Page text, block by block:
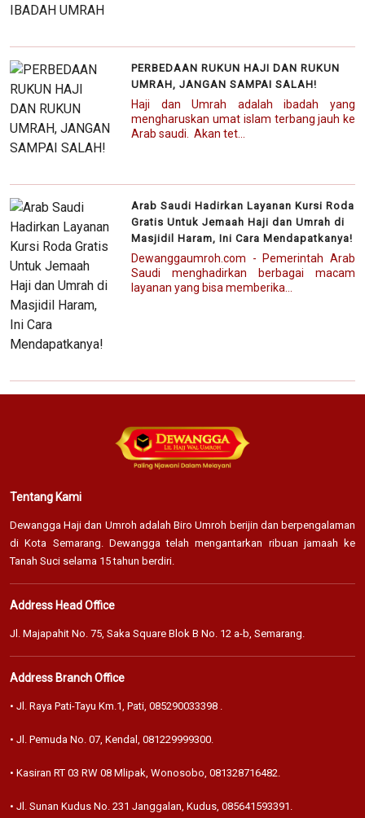
PERBEDAAN RUKUN HAJI DAN RUKUN
UMRAH, JANGAN SAMPAI SALAH!
Haji dan Umrah adalah ibadah yang
mengharuskan umat islam terbang jauh ke
Arab saudi. Akan tet...
Arab Saudi Hadirkan Layanan Kursi Roda
Gratis Untuk Jemaah Haji dan Umrah di
Masjidil Haram, Ini Cara Mendapatkanya!
Dewanggaumroh.com - Pemerintah Arab
Saudi menghadirkan berbagai macam
layanan yang bisa memberika...
Tentang Kami
Dewangga Haji dan Umroh adalah Biro Umroh berijin dan berpengalaman
di Kota Semarang. Dewangga telah mengantarkan ribuan jamaah ke
Tanah Suci selama 15 tahun berdiri.
Address Head Office
Jl. Majapahit No. 75, Saka Square Blok B No. 12 a-b, Semarang.
Address Branch Office
• Jl. Raya Pati-Tayu Km.1, Pati, 085290033398
• Jl. Pemuda No. 07, Kendal, 081229999300
• Kasiran RT 03 RW 08 Mlipak, Wonosobo, 081328716482
• Jl. Sunan Kudus No. 231 Janggalan, Kudus, 085641593391